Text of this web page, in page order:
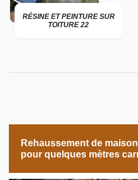
RÉSINE ET PEINTURE SUR
TOITURE 22
Rehaussement de
pour quelques mètres